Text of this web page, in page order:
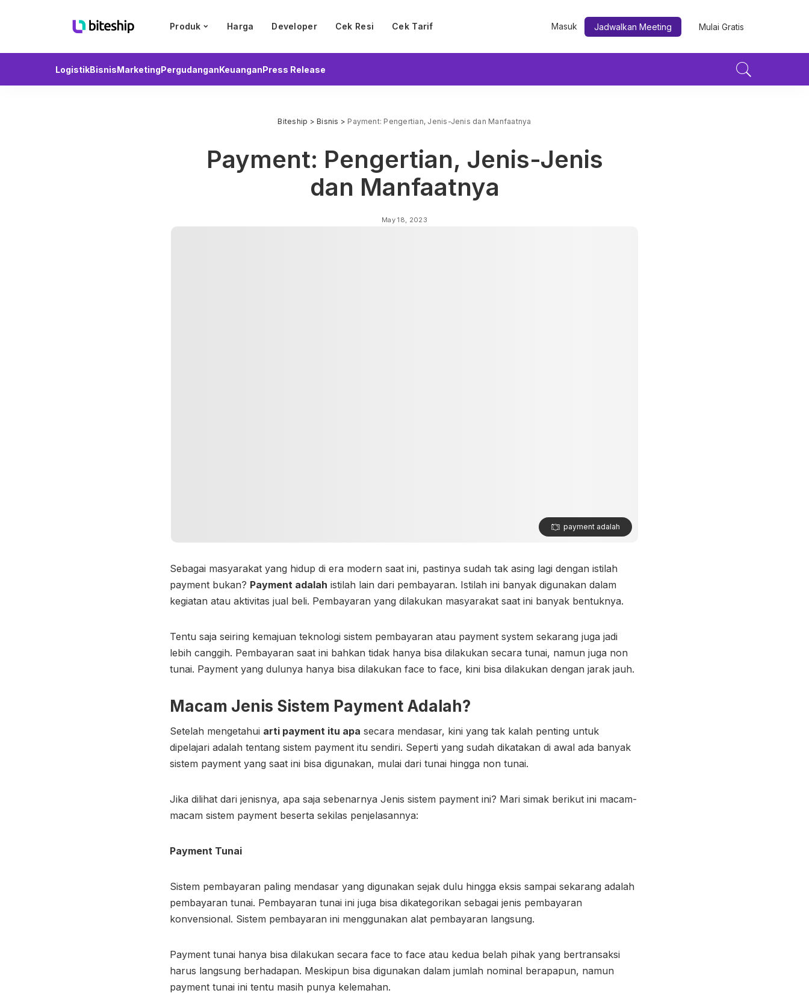
Produk Harga Developer Cek Resi Cek Tarif Masuk Jadwalkan Meeting Mulai Gratis
LogistikBisnisMarketingPergudanganKeuanganPress Release
Biteship >Bisnis > Payment: Pengertian, Jenis-Jenis dan Manfaatnya
Payment: Pengertian, Jenis-Jenis
dan Manfaatnya
May 18, 2023
payment adalah
Sebagai masyarakat yang hidup di era modern saat ini, pastinya sudah tak asing lagi dengan istilah
payment bukan? Payment adalah istilah lain dari pembayaran. Istilah ini banyak digunakan dalam
kegiatan atau aktivitas jual beli. Pembayaran yang dilakukan masyarakat saat ini banyak bentuknya.
Tentu saja seiring kemajuan teknologi sistem pembayaran atau payment system sekarang juga jadi
lebih canggih. Pembayaran saat ini bahkan tidak hanya bisa dilakukan secara tunai, namun juga non
tunai. Payment yang dulunya hanya bisa dilakukan face to face, kini bisa dilakukan dengan jarak jauh.
Macam Jenis Sistem Payment Adalah?
Setelah mengetahui arti payment itu apa secara mendasar, kini yang tak kalah penting untuk
dipelajari adalah tentang sistem payment itu sendiri. Seperti yang sudah dikatakan di awal ada banyak
sistem payment yang saat ini bisa digunakan, mulai dari tunai hingga non tunai.
Jika dilihat dari jenisnya, apa saja sebenarnya Jenis sistem payment ini? Mari simak berikut ini macam-
macam sistem payment beserta sekilas penjelasannya:
Payment Tunai
Sistem pembayaran paling mendasar yang digunakan sejak dulu hingga eksis sampai sekarang adalah
pembayaran tunai. Pembayaran tunai ini juga bisa dikategorikan sebagai jenis pembayaran
konvensional. Sistem pembayaran ini menggunakan alat pembayaran langsung.
Payment tunai hanya bisa dilakukan secara face to face atau kedua belah pihak yang bertransaksi
harus langsung berhadapan. Meskipun bisa digunakan dalam jumlah nominal berapapun, namun
payment tunai ini tentu masih punya kelemahan.